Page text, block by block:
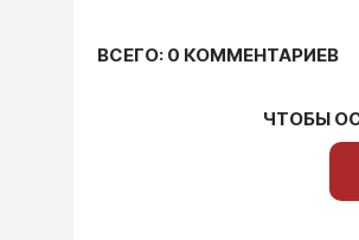
ВСЕГО: 0 КОММЕНТАРИЕВ
ЧТОБЫ